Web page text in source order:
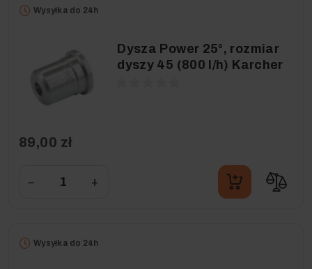
Wysyłka do 24h
Dysza Power 25°, rozmiar
dyszy 45 (800 l/h) Karcher
89,00 zł
− +
Wysyłka do 24h